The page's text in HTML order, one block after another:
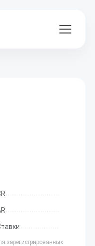
зарегистрированных